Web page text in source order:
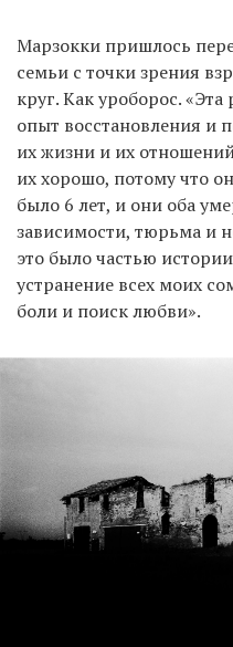
EN
UA
Марзокки пришлось
семьи с точки зрения
круг. Как уроборос.
опыт восстановления и
их жизни и их
их хорошо, потому что
было 6 лет, и они оба
зависимости, тюрьма и
это было частью
устранение всех моих
боли и поиск любви».